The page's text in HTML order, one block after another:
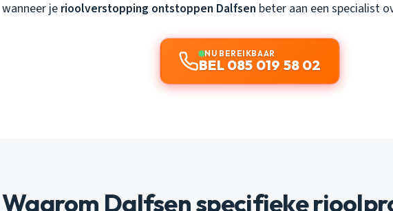
wanneer je rioolverstopping ontstoppen Dalfsen beter aan een specialist
NU BEREIKBAAR
BEL 085 019 58 02
Waarom Dalfsen specifieke